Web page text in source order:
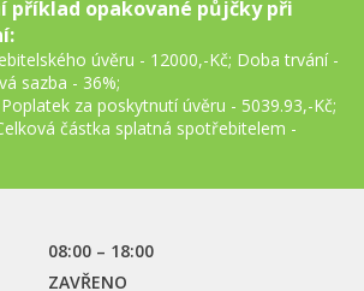
příklad opakované půjčky při
úvěru - 12000,-Kč; Doba trvání -
sazba - 36%;
za poskytnutí úvěru - 5039.93,-Kč;
částka splatná spotřebitelem -
08:00 – 18:00
ZAVŘENO